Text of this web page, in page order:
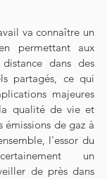
va connaître un
permettant aux
dans des
partagés, ce qui
majeures
qualité de vie et
de gaz à
l'essor du
un
de près dans